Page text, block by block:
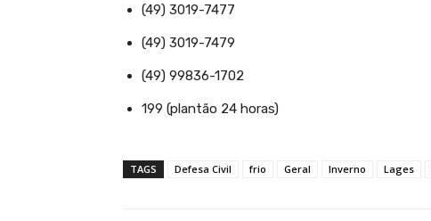
(49) 3019-7477
(49) 3019-7479
(49) 99836-1702
199 (plantão 24 horas)
TAGS Defesa Civil frio Geral Inverno Lages